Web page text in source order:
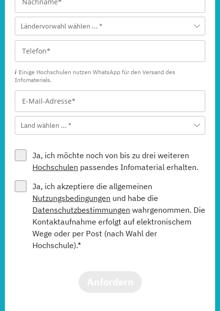
Ländervorwahl wählen ... *
Einige Hochschulen nutzen WhatsApp für den Versand des
Infomaterials.
Land wählen ... *
Ja, ich möchte noch von bis zu drei weiteren
Hochschulen passendes Infomaterial erhalten.
Ja, ich akzeptiere die allgemeinen
Nutzungsbedingungen und habe die
Datenschutzbestimmungen wahrgenommen. Die
Kontaktaufnahme erfolgt auf elektronischem
Wege oder per Post (nach Wahl der
Hochschule).*